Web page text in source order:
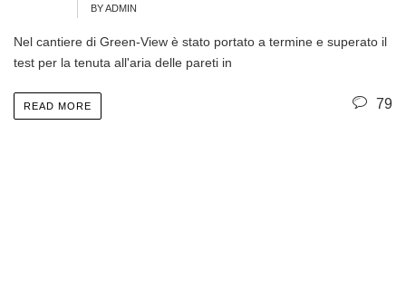
BY ADMIN
Nel cantiere di Green-View è stato portato a termine e superato il
test per la tenuta all'aria delle pareti in
READ MORE 79